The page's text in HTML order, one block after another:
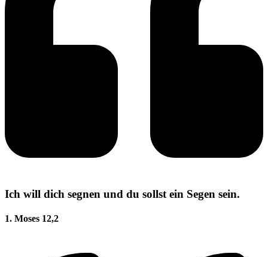
Ich will dich segnen und du sollst ein Segen sein.
1. Moses 12,2